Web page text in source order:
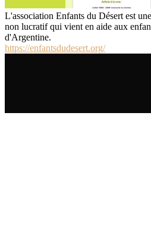
L'association Enfants du Désert est
non lucratif qui vient en aide aux
d'Argentine.
https://enfantsdudesert.org/